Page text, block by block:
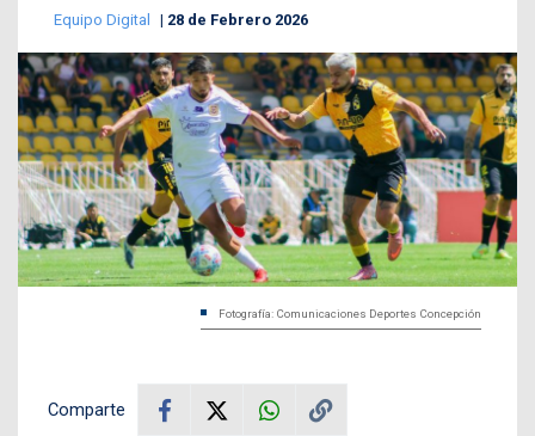
Equipo Digital 28 de Febrero 2026
Fotografía: Comunicaciones Deportes Concepción
Comparte